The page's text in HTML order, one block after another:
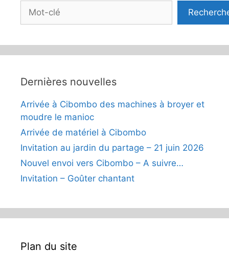
Rechercher
Dernières nouvelles
Arrivée à Cibombo des machines à broyer et
moudre le manioc
Arrivée de matériel à Cibombo
Invitation au jardin du partage – 21 juin 2026
Nouvel envoi vers Cibombo – A suivre…
Invitation – Goûter chantant
Plan du site